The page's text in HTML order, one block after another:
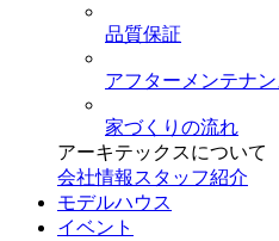
品質保証
アフターメンテナン
家づくりの流れ
アーキテックスについて
会社情報 スタッフ紹介
モデルハウス
イベント